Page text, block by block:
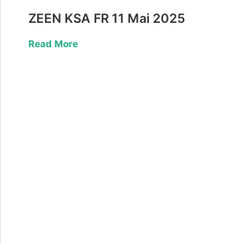
ZEEN KSA FR 11 Mai 2025
Read More